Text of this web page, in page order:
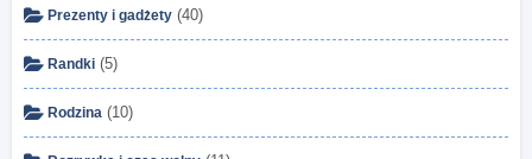
Prezenty i gadżety (40)
Randki (5)
Rodzina (10)